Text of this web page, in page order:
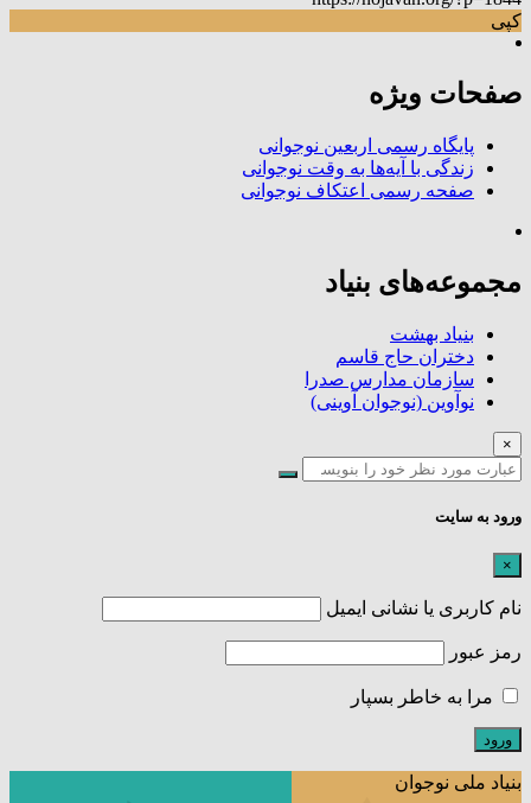
کپی
صفحات ویژه
پایگاه رسمی اربعین نوجوانی
زندگی با آیه‌ها به وقت نوجوانی
صفحه رسمی اعتکاف نوجوانی
مجموعه‌های بنیاد
بنیاد بهشت
دختران حاج قاسم
سازمان مدارس صدرا
نوآوین (نوجوان آوینی)
×
ورود به سایت
×
نام کاربری یا نشانی ایمیل
رمز عبور
مرا به خاطر بسپار
بنیاد ملی نوجوان